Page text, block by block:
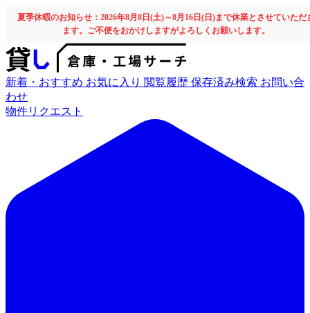
夏季休暇のお知らせ：2026年8月8日(土)～8月16日(日)まで休業とさせていただ
ます。ご不便をおかけしますがよろしくお願いします。
新着・おすすめ お気に入り 閲覧履歴 保存済み検索 お問い合
わせ
物件リクエスト